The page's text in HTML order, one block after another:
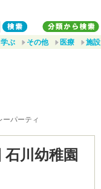
学ぶ その他 医療 施設
ーパーティ
川幼稚園